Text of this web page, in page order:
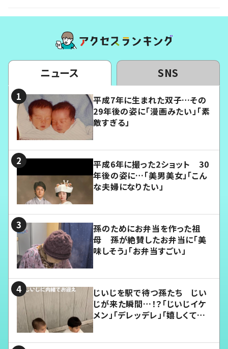
ニュース SNS
平成7年に生まれた双子…その
29年後の姿に「漫画みたい」「素
敵すぎる」
平成6年に撮った2ショット 30
年後の姿に…「美男美女」「こん
な夫婦になりたい」
孫のためにお弁当を作った祖
母 孫が絶賛したお弁当に「美
味しそう」「お弁当すごい」
じいじを駅で待つ孫たち じい
じが来た瞬間…！？「じいじイケ
メン」「デレッデレ」「嬉しくて可